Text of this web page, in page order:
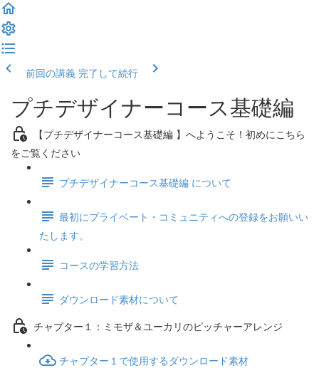
前回の講義 完了して続行
プチデザイナーコース基礎編
【プチデザイナーコース基礎編 】へようこそ！初めにこちら
をご覧ください
プチデザイナーコース基礎編 について
最初にプライベート・コミュニティへの登録をお願いい
たします。
コースの学習方法
ダウンロード素材について
チャプター１：ミモザ＆ユーカリのピッチャーアレンジ
チャプター１で使用するダウンロード素材